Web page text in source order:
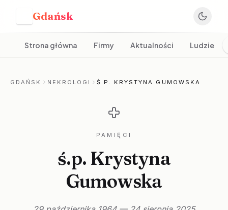
Gdańsk
Strona główna Firmy Aktualności Ludzie
GDAŃSK NEKROLOGI Ś.P. KRYSTYNA GUMOWSKA
PAMIĘCI
ś.p. Krystyna
Gumowska